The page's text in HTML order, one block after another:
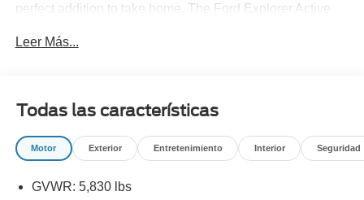
perfect addition to take home. The Ford Explorer Active
always wanted in a car -- Quality, Reliability, and
Leer Más...
Todas las características
Motor Exterior Entretenimiento Interior Seguridad
GVWR: 5,830 lbs